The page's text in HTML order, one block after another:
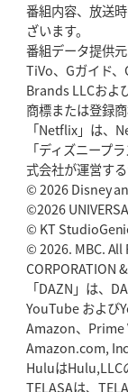
2026年5月21日(木)更新
狭山RG、ライチェル
ッション
2026年5月14日(木)更新
神戸、1位通過の立役
「悲運の闘将」宮地
2026年4月30日(木)更新
BR東京、「ユニバ
ゴール
2026年4月23日(木)更新
元代表ラピース、今
2026年4月16日(木)更新
番組内容、放送
ざいます。
番組データ提供
TiVo、Gガイド
Brands LLCおよ
商標または登録商
「Netflix」は、
「ディズニープ
式会社が運営する
© 2026 Disney
©2026
© KT
© 2026. MBC.
CORPORATION
「DAZN」は、
YouTube および
Amazon、Prime
Amazon.com,
HuluはHulu,LLC
TELASAは、